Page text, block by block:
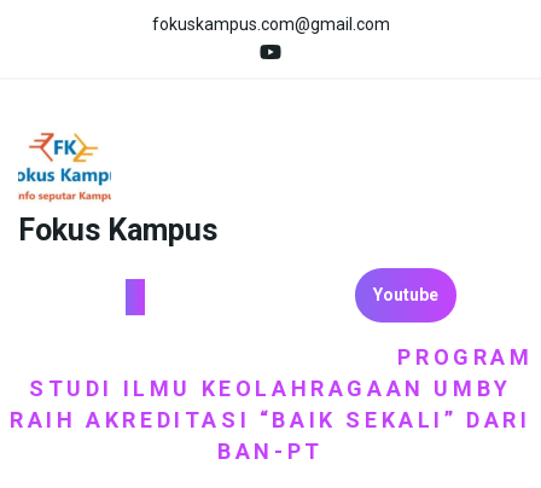
fokuskampus.com@gmail.com
Fokus Kampus
Youtube
PROGRAM
STUDI ILMU KEOLAHRAGAAN UMBY
RAIH AKREDITASI “BAIK SEKALI” DARI
BAN-PT